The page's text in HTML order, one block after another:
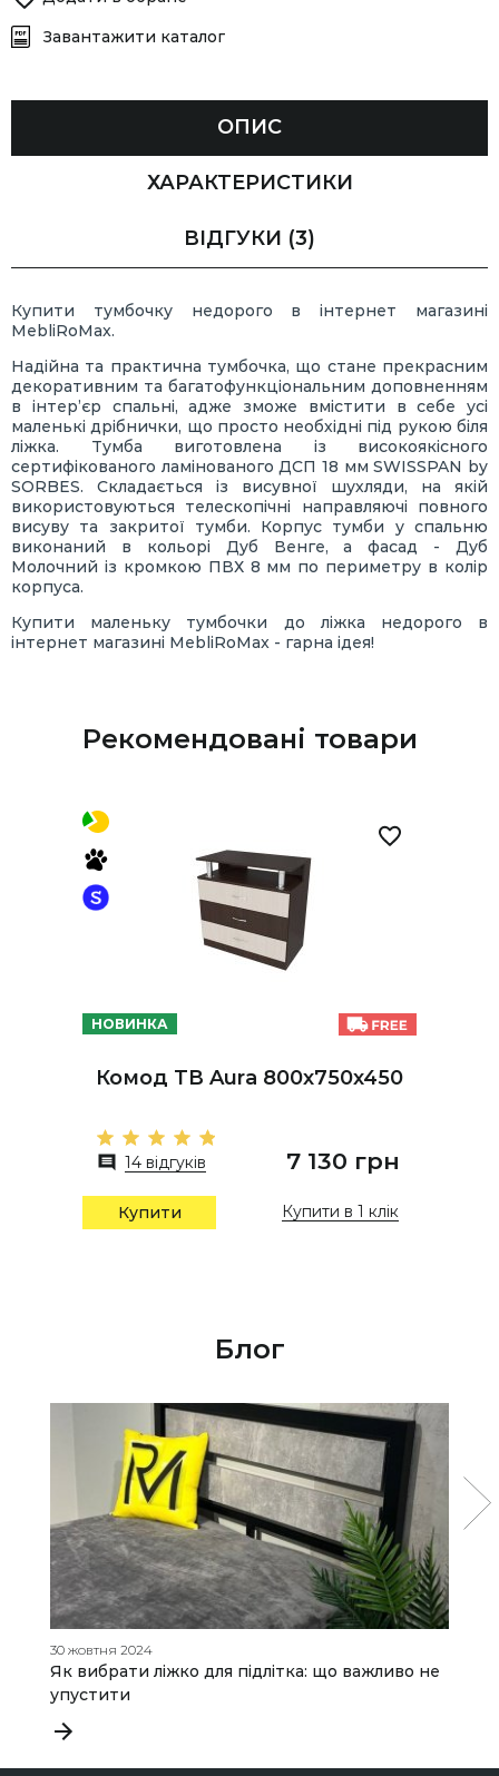
Завантажити каталог
ОПИС
ХАРАКТЕРИСТИКИ
ВІДГУКИ (3)
Купити тумбочку недорого в інтернет магазині
MebliRoMax.
Надійна та практична тумбочка, що стане прекрасним
декоративним та багатофункціональним доповненням
в інтер’єр спальні, адже зможе вмістити в себе усі
маленькі дрібнички, що просто необхідні під рукою біля
ліжка. Тумба виготовлена із високоякісного
сертифікованого ламінованого ДСП 18 мм SWISSPAN by
SORBES. Складається із висувної шухляди, на якій
використовуються телескопічні направляючі повного
висуву та закритої тумби. Корпус тумби у спальню
виконаний в кольорі Дуб Венге, а фасад - Дуб
Молочний із кромкою ПВХ 8 мм по периметру в колір
корпуса.
Купити маленьку тумбочки до ліжка недорого в
інтернет магазині MebliRoMax - гарна ідея!
Рекомендовані товари
НОВИНКА
Комод ТВ Aura 800х750х450
14 відгуків 7 130 грн
Купити Купити в 1 клік
Блог
30 жовтня 2024
Як вибрати ліжко для підлітка: що важливо не
упустити